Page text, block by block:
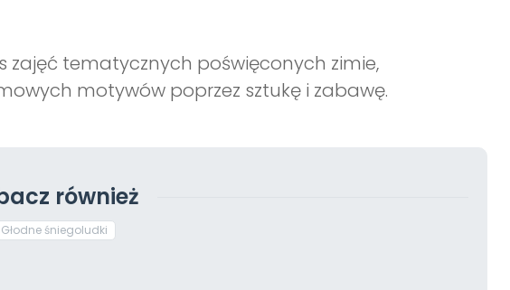
zajęć tematycznych poświęconych zimie,
motywów poprzez sztukę i zabawę.
również
Głodne śniegoludki